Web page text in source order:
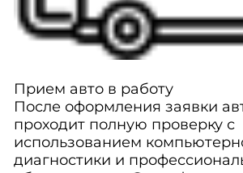
Прием авто в работу
После оформления заявки
проходит полную проверку с
использованием
диагностики и